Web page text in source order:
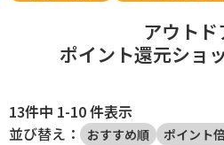
アウトド
ポイント還元ショ
13件中 1-10 件表示
並び替え：
おすすめ順 ポイント